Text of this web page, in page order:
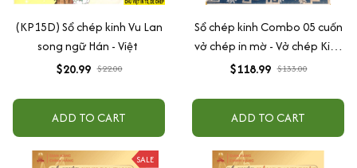
(KP15D) Sổ chép kinh Vu Lan
song ngữ Hán - Việt
$20.99 $22.00
ADD TO CART
Sổ chép kinh Combo 05 cuốn
vở chép in mờ - Vở chép Kinh
Địa Tạng/Chú Đại Bi/ Kinh
Vu Lan in mờ(Kèm Vòng
Tràng 108 hạt + Lá Bồ Đề +
Hộp) - Tuệ Anh
$118.99 $133.00
ADD TO CART
SALE